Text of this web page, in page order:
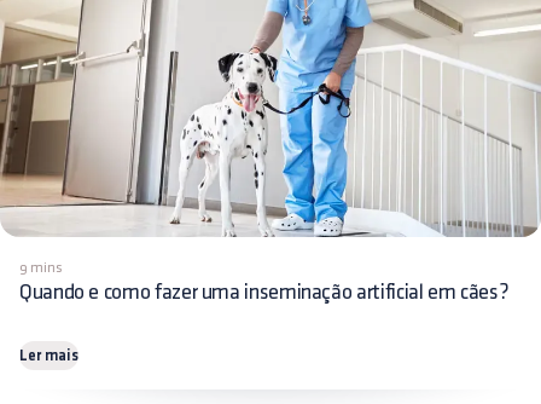
9 mins
Quando e como fazer uma inseminação artificial em cães?
Ler mais